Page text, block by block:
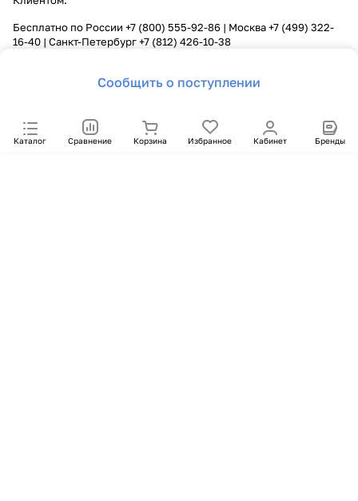
Сообщить о поступлении
Каталог Сравнение Корзина Избранное Кабинет Бренды
Бесплатно по России +7 (800) 555-92-86 | Москва+7 (499) 322-
16-40 | Санкт-Петербург+7 (812) 426-10-38